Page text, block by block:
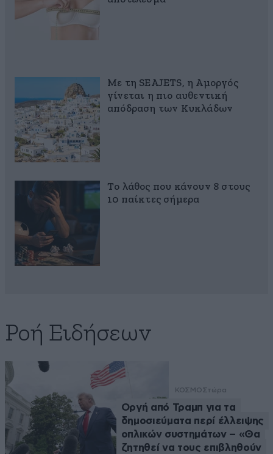
Με τη SEAJETS, η Αμοργός
γίνεται η πιο αυθεντική
απόδραση των Κυκλάδων
Το λάθος που κάνουν 8 στους
10 παίκτες σήμερα
Ροή Ειδήσεων
ΚΟΣΜΟΣτώρα
Οργή από Τραμπ για τα
δημοσιεύματα περί έλλειψης
οπλικών συστημάτων – «Θα
ζητηθεί να τους επιβληθούν